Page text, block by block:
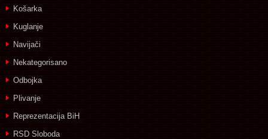
Košarka
Kuglanje
Navijači
Nekategorisano
Odbojka
Plivanje
Reprezentacija BiH
RSD Sloboda